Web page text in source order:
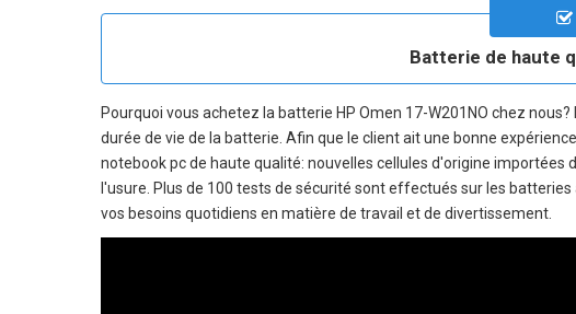
Batterie de haute
Pourquoi vous achetez la batterie HP Omen 17-W201NO chez nous?
durée de vie de la batterie. Afin que le client ait une bonne
notebook pcde haute qualité: nouvelles cellules d'origine importées
l'usure. Plus de 100 tests de sécurité sont effectués sur les
vos besoins quotidiens en matière de travail et de divertissement.